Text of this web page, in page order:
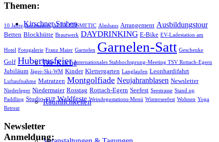
Kirschner Stuben
Die Küche
Räumlichkeiten
Themen:
10 Jahre Accessoires ALEX COSMETIC Almhaus Arrangement Ausbildungstour
Betten Blockhütte Brautwerk DAYDRINKING E-Bike EV-Ladestation am
Hotel Fotogalerie Franz Maier Garnelen Garnelen-Satt Geschenke
Golf Hubertusfeier Internationales Stabhochsprung-Meeting TSV Rottach-Egern
Jubiläum Jäger-Ski-WM Kinder Klettergarten Langlaufen Leonhardifahrt
Luftaufnahme Matratzen Montgolfiade Neujahranblasen Newsletter
Niederleger Niedermaier Rosstag Rottach-Egern Seefest Seestrasse Stand up
Paddling Studio SUP Waldfeste Weindegustations-Menü Winterseefest Wohnen Yoga
Retreat
Newsletter
Anmeldung: